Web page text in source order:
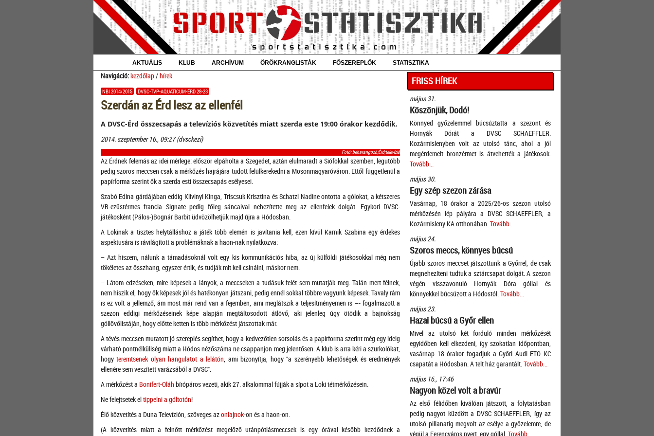
AKTUÁLIS KLUB ARCHÍVUM ÖRÖKRANGLISTÁK FŐSZEREPLŐK STATISZTIKA
Navigáció:kezdőlap/hírek
NBI 2014/2015 DVSC-TVP-AQUATICUM-ÉRD 28-23
Szerdán az Érd lesz az ellenfél
A DVSC-Érd összecsapás a televíziós közvetítés miatt szerda este 19:00 órakor kezdődik.
2014. szeptember 16., 09:27 (dvsckezi)
Fotó: beharangozó;Érd;televízió
Az Érdnek felemás az idei mérlege: először elpáholta a Szegedet, aztán elulmaradt a Siófokkal szemben, legutóbb
pedig szoros meccsen csak a mérkőzés hajrájára tudott felülkerekedni a Mosonmagyaróváron. Ettől függetlenül a
papírforma szerint ők a szerda esti összecsapás esélyesei.
Szabó Edina gárdájában eddig Klivinyi Kinga, Triscsuk Krisztina és Schatzl Nadine ontotta a gólokat, a kétszeres
VB-ezüstérmes francia Signate pedig főleg sáncaival nehezítette meg az ellenfelek dolgát. Egykori DVSC-
játékosként (Pálos-)Bognár Barbit üdvözölhetjük majd újra a Hódosban.
A Lokinak a tisztes helytálláshoz a játék több elemén is javítania kell, ezen kívül Karnik Szabina egy érdekes
aspektusára is rávilágított a problémáknak a haon-nak nyilatkozva:
– Azt hiszem, nálunk a támadásoknál volt egy kis kommunikációs hiba, az új külföldi játékosokkal még nem
tökéletes az összhang, egyszer értik, és tudják mit kell csinálni, máskor nem.
– Látom edzéseken, mire képesek a lányok, a meccseken a tudásuk felét sem mutatják meg. Talán mert félnek,
nem hiszik el, hogy ők képesek jól és hatékonyan játszani, pedig ennél sokkal többre vagyunk képesek. Tavaly rám
is ez volt a jellemző, ám most már rend van a fejemben, ami meglátszik a teljesítményemen is –- fogalmazott a
szezon eddigi mérkőzéseinek képe alapján megtáltosodott átlövő, aki jelenleg úgy ötödik a bajnokság
góllövőlistáján, hogy előtte ketten is több mérkőzést játszottak már.
A tévés meccsen mutatott jó szereplés segíthet, hogy a kedvezőtlen sorsolás és a papírforma szerint még egy ideig
várható pontnélküliség miatt a Hódos nézőszáma ne csappanjon meg jelentősen. A klub is arra kéri a szurkolókat,
hogyteremtsenek olyan hangulatot a lelátón, ami bizonyítja, hogy "a szerényebb lehetőségek és eredmények
ellenére sem veszített varázsából a DVSC".
A mérkőzést a Bonifert-Oláh bírópáros vezeti, akik 27. alkalommal fújják a sípot a Loki tétmérkőzésein.
Ne felejtsetek eltippelni a góltotón!
Élő közvetítés a Duna Televízión, szöveges azonlajnok-on és a haon-on.
(A közvetítés miatt a felnőtt mérkőzést megelőző utánpótlásmeccsek is egy órával később kezdődnek a
FRISS HÍREK
május 31.
Köszönjük, Dodó!
Könnyed győzelemmel búcsúztatta a szezont és
Hornyák Dórát a DVSC SCHAEFFLER.
Kozármislenyben volt az utolsó tánc, ahol a jól
megérdemelt bronzérmet is átvehették a játékosok.
Tovább...
május 30.
Egy szép szezon zárása
Vasárnap, 18 órakor a 2025/26-os szezon utolsó
mérkőzésén lép pályára a DVSC SCHAEFFLER, a
Kozármisleny KA otthonában.Tovább...
május 24.
Szoros meccs, könnyes búcsú
Újabb szoros meccset játszottunk a Győrrel, de csak
megnehezíteni tudtuk a sztárcsapat dolgát. A szezon
végén visszavonuló Hornyák Dóra góllal és
könnyekkel búcsúzott a Hódostól.Tovább...
május 23.
Hazai búcsú a Győr ellen
Mivel az utolsó két forduló minden mérkőzését
egyidőben kell elkezdeni, így szokatlan időpontban,
vasárnap 18 órakor fogadjuk a Győri Audi ETO KC
csapatát a Hódosban. A telt ház garantált.Tovább...
május 16., 17:46
Nagyon közel volt a bravúr
Az első félidőben kiválóan játszott, a folytatásban
pedig nagyot küzdött a DVSC SCHAEFFLER, így az
utolsó pillanatig megvolt az esélye a győzelemre, de
végül a Ferencváros nyert, egy góllal. Tovább...